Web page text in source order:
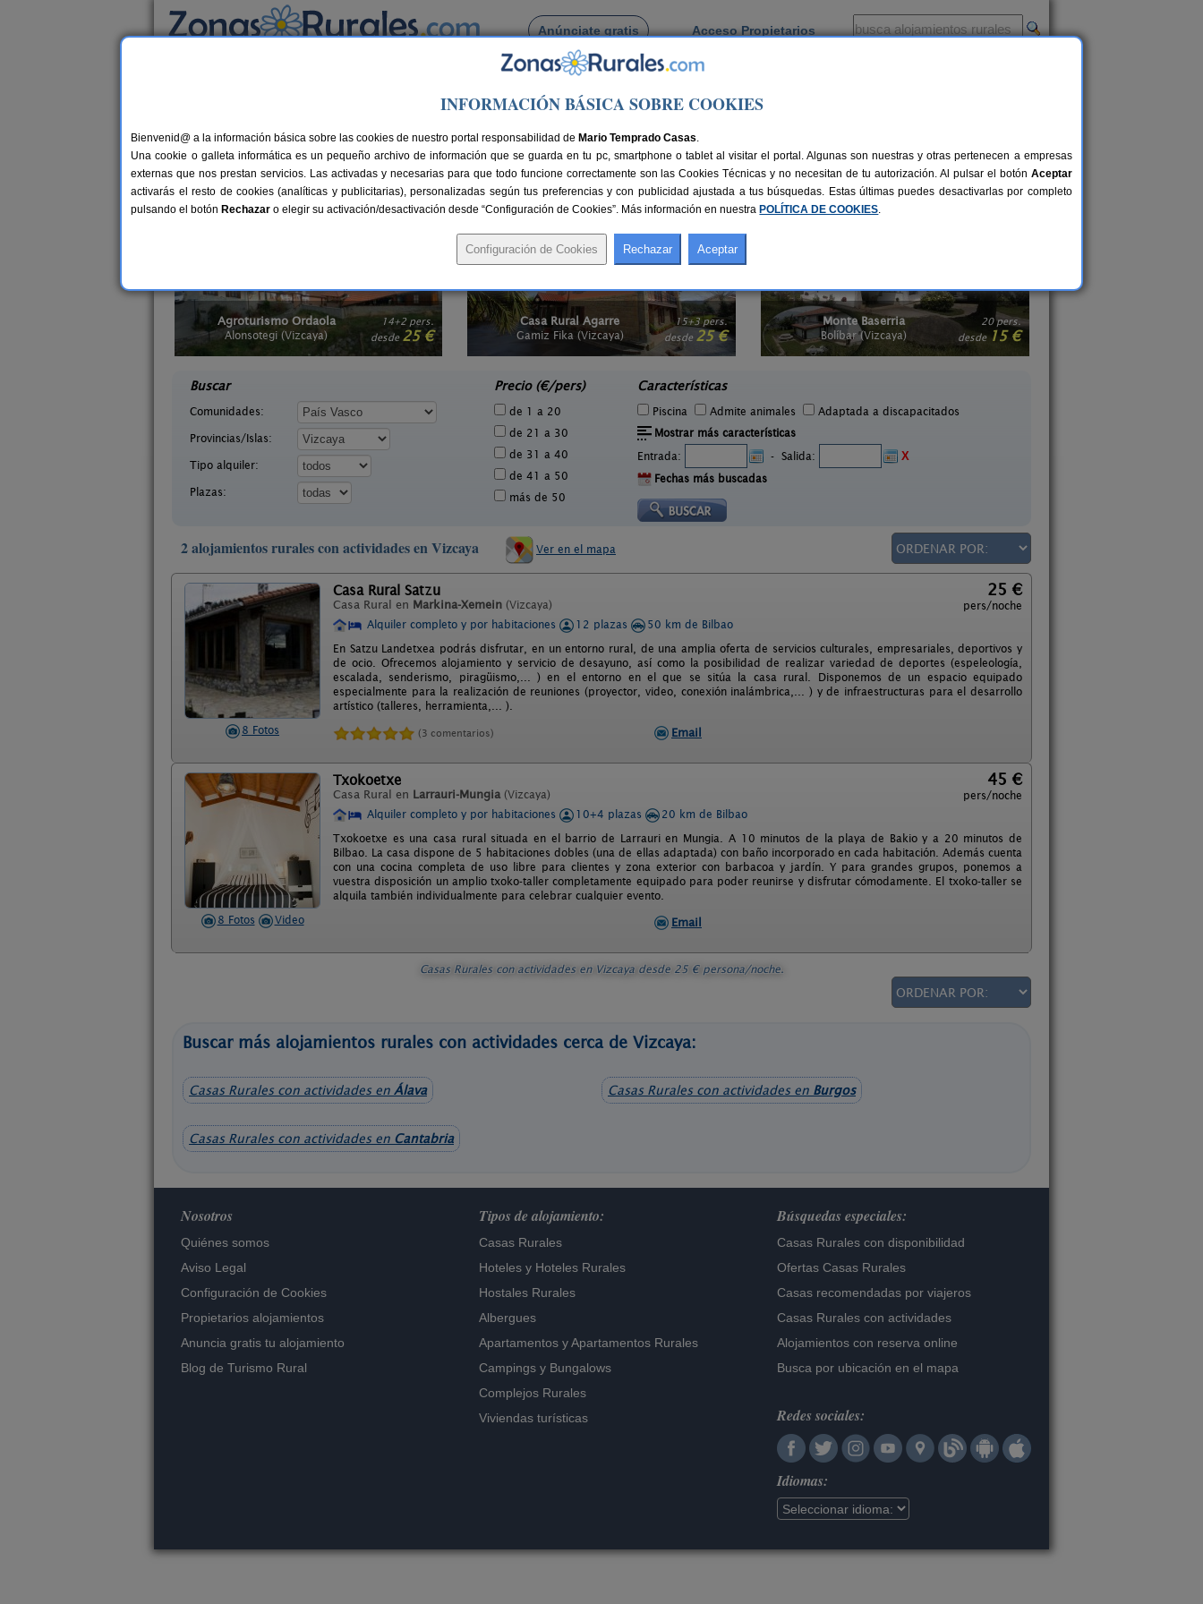
Anúnciate gratis Acceso Propietarios
Busca por pueblo
País Vasco> Vizcaya
Casas Rurales con actividades en Vizcaya
Si además de desconectar, disfrutar de la tranquilidad de la naturaleza y del encanto de un bello paisaje, buscas un poco de turismo activo, los
alojamientos con actividades en Vizcaya te presentan múltiples opciones para que disfrutes de tu viaje con otras alternativas de ocio con familiares,
amigos o en pareja. También, te recomendamos buscar
Casas recomendadas por viajeros en Vizcaya , un listado de las mejor valoradas.
14+2 pers.
desde 25 €
Agroturismo Ordaola
Alonsotegi (Vizcaya)
15+3 pers.
desde 25 €
Casa Rural Agarre
Gamiz Fika (Vizcaya)
20 pers.
desde 15 €
Monte Baserria
Bolíbar (Vizcaya)
Buscar
Comunidades:
Provincias/Islas:
Tipo alquiler:
Plazas:
Precio (€/pers)
de 1 a 20
de 21 a 30
de 31 a 40
de 41 a 50
más de 50
Características
Piscina Admite animales
Adaptada a discapacitados
Mostrar más características
Entrada:
- Salida:
X
Fechas más buscadas
2 alojamientos rurales con actividades en Vizcaya Ver en el mapa
8 Fotos
Casa Rural Satzu
Casa Rural en Markina-Xemein (Vizcaya)
25 €
pers/noche
Alquiler completo y por habitaciones
12 plazas
50 km de Bilbao
En Satzu Landetxea podrás disfrutar, en un entorno rural, de una amplia oferta de servicios culturales, empresariales, deportivos y
de ocio. Ofrecemos alojamiento y servicio de desayuno, así como la posibilidad de realizar variedad de deportes (espeleología,
escalada, senderismo, piragüismo,... ) en el entorno en el que se sitúa la casa rural. Disponemos de un espacio equipado
especialmente para la realización de reuniones (proyector, video, conexión inalámbrica,... ) y de infraestructuras para el desarrollo
artístico (talleres, herramienta,... ).
(3 comentarios) Email
8 Fotos Video
Txokoetxe
Casa Rural en Larrauri-Mungia (Vizcaya)
45 €
pers/noche
Alquiler completo y por habitaciones
10+4 plazas
20 km de Bilbao
Txokoetxe es una casa rural situada en el barrio de Larrauri en Mungia. A 10 minutos de la playa de Bakio y a 20 minutos de
Bilbao. La casa dispone de 5 habitaciones dobles (una de ellas adaptada) con baño incorporado en cada habitación. Además cuenta
con una cocina completa de uso libre para clientes y zona exterior con barbacoa y jardín. Y para grandes grupos, ponemos a
vuestra disposición un amplio txoko-taller completamente equipado para poder reunirse y disfrutar cómodamente. El txoko-taller se
alquila también individualmente para celebrar cualquier evento.
Email
Casas Rurales con actividades en Vizcayadesde 25€ persona/noche.
Buscar más alojamientos rurales con actividades cerca de Vizcaya:
Casas Rurales con actividades en Álava Casas Rurales con actividades en Burgos
Casas Rurales con actividades en Cantabria
Nosotros
Quiénes somos
Aviso Legal
Configuración de Cookies
Propietarios alojamientos
Anuncia gratis tu alojamiento
Blog de Turismo Rural
Tipos de alojamiento:
Casas Rurales
Hoteles y Hoteles Rurales
Hostales Rurales
Albergues
Apartamentos yApartamentos Rurales
Campings y Bungalows
Complejos Rurales
Viviendas turísticas
Búsquedas especiales:
Casas Rurales con disponibilidad
Ofertas Casas Rurales
Casas recomendadas por viajeros
Casas Rurales con actividades
Alojamientos con reserva online
Busca por ubicación en el mapa
Redes sociales:
Idiomas:
INFORMACIÓN BÁSICA SOBRE COOKIES
Bienvenid@ a la información básica sobre las cookies de nuestro portal responsabilidad de Mario Temprado Casas.
Una cookie o galleta informática es un pequeño archivo de información que se guarda en tu pc, smartphone o tablet al visitar el portal. Algunas son nuestras y otras pertenecen a empresas
externas que nos prestan servicios. Las activadas y necesarias para que todo funcione correctamente son las Cookies Técnicas y no necesitan de tu autorización. Al pulsar el botón Aceptar
activarás el resto de cookies (analíticas y publicitarias), personalizadas según tus preferencias y con publicidad ajustada a tus búsquedas. Estas últimas puedes desactivarlas por completo
pulsando el botón Rechazar o elegir su activación/desactivación desde “Configuración de Cookies”. Más información en nuestra POLÍTICA DE COOKIES.